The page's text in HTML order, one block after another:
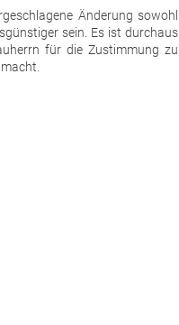
Änderung sowohl
sein. Es ist durchaus
für die Zustimmung zu